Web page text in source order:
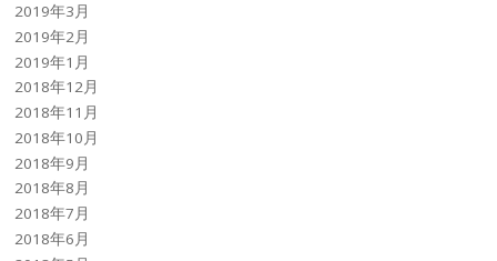
2019年3月
2019年2月
2019年1月
2018年12月
2018年11月
2018年10月
2018年9月
2018年8月
2018年7月
2018年6月